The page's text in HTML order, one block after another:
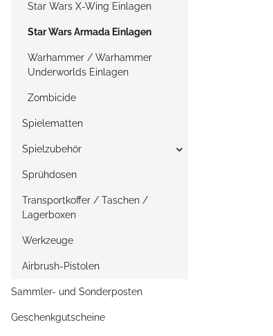
Star Wars X-Wing Einlagen
Star Wars Armada Einlagen
Warhammer / Warhammer
Underworlds Einlagen
Zombicide
Spielematten
Spielzubehör
Sprühdosen
Transportkoffer / Taschen /
Lagerboxen
Werkzeuge
Airbrush-Pistolen
Sammler- und Sonderposten
Geschenkgutscheine